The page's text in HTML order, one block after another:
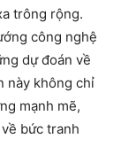
trông rộng.
công nghệ
dự đoán về
này không chỉ
mạnh mẽ,
bức tranh